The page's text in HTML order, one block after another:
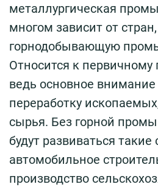
металлургическая
многом зависит от
горнодобывающую
Относится к первичному
ведь основное
переработку
сырья. Без горной
будут развиваться
автомобильное
производство